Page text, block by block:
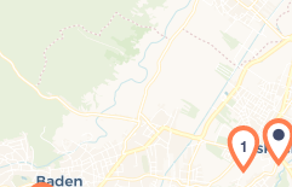
Laden der Karte...
1